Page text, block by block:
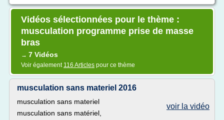
Vidéos sélectionnées pour le thème :
musculation programme prise de masse
bras
→ 7 Vidéos
Voir également 116 Articles pour ce thème
musculation sans materiel 2016
voir la vidéo
musculation sans materiel
musculation sans matériel,